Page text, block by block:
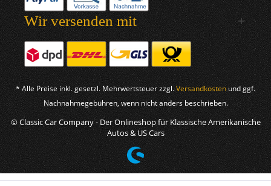
Wir versenden mit
* Alle Preise inkl. gesetzl. Mehrwertsteuer zzgl.Versandkosten und ggf.
Nachnahmegebühren, wenn nicht anders beschrieben.
© Classic Car Company - Der Onlineshop für Klassische Amerikanische
Autos & US Cars